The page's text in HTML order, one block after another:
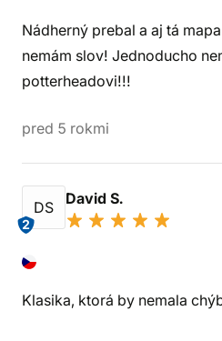
Nádherný prebal a aj tá
nemám slov! Jednoducho
potterheadovi!!!
pred 5 rokmi
DS
2
David S.
Klasika, ktorá by nemala